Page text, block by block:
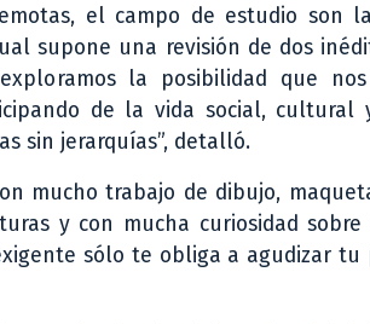
el campo de estudio son
supone una revisión de dos
la posibilidad que
de la vida social, cultural
sin jerarquías”, detalló.
mucho trabajo de dibujo,
y con mucha curiosidad
sólo te obliga a agudizar tu